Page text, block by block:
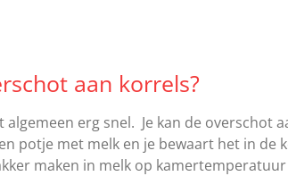
aan korrels?
erg snel. Je kan de overschot
potje met melk en je bewaart het in de
maken in melk op